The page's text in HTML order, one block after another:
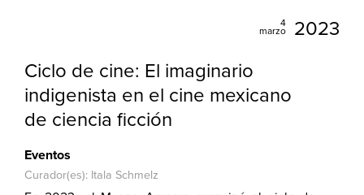
4
marzo
2023
Ciclo de cine: El imaginario
indigenista en el cine mexicano
de ciencia ficción
Eventos
Curador(es): Itala Schmelz